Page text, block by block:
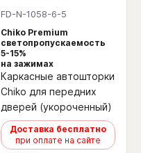
FD-N-1058-6-5
Chiko Premium
светопропускаемость
5-15%
на зажимах
Каркасные автошторки
Chiko для передних
дверей (укороченный)
Доставка бесплатно
при оплате на сайте